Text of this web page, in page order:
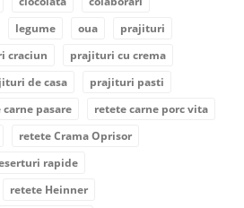
legume oua
prajituri
craciun
prajituri cu crema
de casa
prajituri pasti
pasare
retete carne porc vita
retete Crama Oprisor
rapide
retete Heinner